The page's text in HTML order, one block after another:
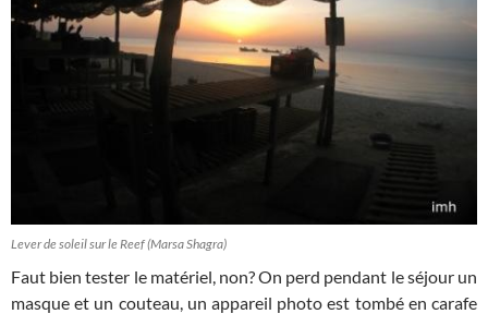
Lever de soleil sur le Reef (Marsa Shagra)
Faut bien tester le matériel, non? On perd pendant le séjour un
masque et un couteau, un appareil photo est tombé en carafe